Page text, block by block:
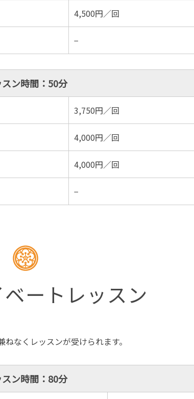
4,500円／回
−
スン時間：50分
3,750円／回
4,000円／回
4,000円／回
−
ートレッスン
なくレッスンが受けられます。
スン時間：80分